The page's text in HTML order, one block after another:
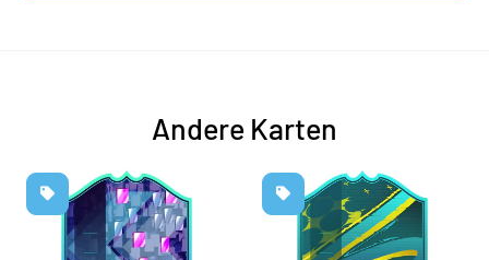
Andere Karten